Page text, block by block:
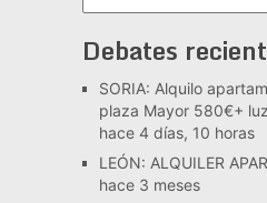
Debates
SORIA: Alquilo
plaza Mayor 580€+
hace 4 días, 10 horas
LEÓN: ALQUILER
hace 3 meses